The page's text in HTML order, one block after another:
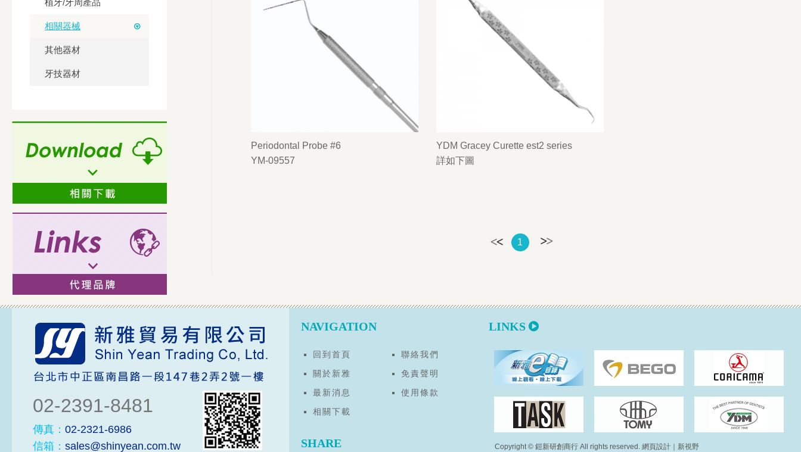
相關器械
其他器材
牙技器材
Periodontal Probe #6
YM-09557
YDM Gracey Curette est2 series
詳如下圖
1
02-2391-8481
傳真： 02-2321-6986
信箱： sales@shinyean.com.tw
NAVIGATION
回到首頁
聯絡我們
關於新雅
免責聲明
最新消息
使用條款
相關下載
SHARE
LINKS
Copyright © 鎧新研創商行 All rights reserved. 網頁設計｜新視野